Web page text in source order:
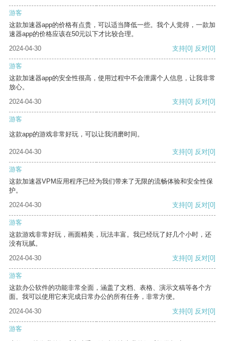
游客
这款加速器app的价格有点贵，可以适当降低一些。我个人觉得，一款加
速器app的价格应该在50元以下才比较合理。
2024-04-30
支持[0] 反对[0]
游客
这款加速器app的安全性很高，使用过程中不会泄露个人信息，让我非常
放心。
2024-04-30
支持[0] 反对[0]
游客
这款app的游戏非常好玩，可以让我消磨时间。
2024-04-30 支持[0] 反对[0]
游客
这款加速器VPM应用程序已经为我们带来了无限的流畅体验和安全性保
护。
2024-04-30
支持[0] 反对[0]
游客
这款游戏非常好玩，画面精美，玩法丰富。我已经玩了好几个小时，还
没有玩腻。
2024-04-30
支持[0] 反对[0]
游客
这款办公软件的功能非常全面，涵盖了文档、表格、演示文稿等各个方
面。我可以使用它来完成日常办公的所有任务，非常方便。
2024-04-30
支持[0] 反对[0]
游客